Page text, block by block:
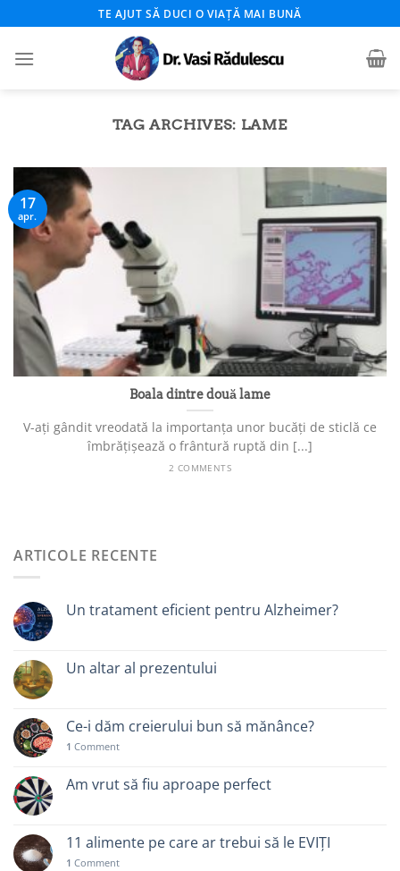
to
content
TE AJUT SĂ DUCI O VIAȚĂ MAI BUNĂ
TAG ARCHIVES: LAME
Boala dintre două lame
V-ați gândit vreodată la importanța unor bucăți de sticlă ce
îmbrățișează o frântură ruptă din [...]
2 COMMENTS
17
apr.
ARTICOLE RECENTE
Un tratament eficient pentru Alzheimer?
Un altar al prezentului
Ce-i dăm creierului bun să mănânce?
1 Comment
Am vrut să fiu aproape perfect
11 alimente pe care ar trebui să le EVIȚI
1 Comment